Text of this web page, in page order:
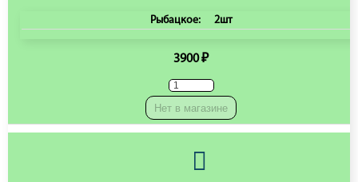
Рыбацкое: 2шт
3900 ₽
Нет в магазине